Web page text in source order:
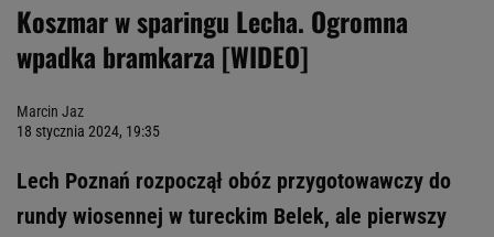
Koszmar w sparingu Lecha. Ogromna
wpadka bramkarza [WIDEO]
Marcin Jaz
18 stycznia 2024, 19:35
Lech Poznań rozpoczął obóz przygotowawczy do
rundy wiosennej w tureckim Belek, ale pierwszy